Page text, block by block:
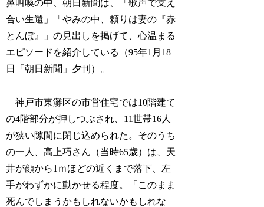
鼻叫喚の中、朝日新聞は、「歌声で支え
合い生還」「やみの中、頼りは妻の『赤
とんぼ』」の見出しを掲げて、心温まる
エピソードを紹介している（95年1月18
日「朝日新聞」夕刊）。
神戸市東灘区の市営住宅では10階建て
の4階部分が押しつぶされ、11世帯16人
が狭い隙間に閉じ込められた。そのうち
の一人、高上巧さん（当時65歳）は、天
井が顔から1ｍほどの近くまで落下、左
手がわずかに動かせる程度。「このまま
死んでしまうかもしれないかもしれな